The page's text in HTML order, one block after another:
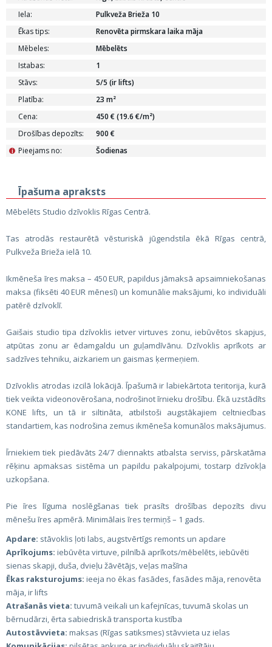
Iela:
Pulkveža Brieža 10
Ēkas tips:
Renovēta pirmskara laika māja
Mēbeles:
Mēbelēts
Istabas:
1
Stāvs:
5/5 (ir lifts)
Platība:
23 m²
Cena:
450 € (19.6 €/m²)
Drošības depozīts:
900 €
Pieejams no:
i Šodienas
Īpašuma apraksts
Mēbelēts Studio dzīvoklis Rīgas Centrā.
Tas atrodās restaurētā vēsturiskā jūgendstila ēkā Rīgas centrā,
Pulkveža Brieža ielā 10.
Ikmēneša īres maksa – 450 EUR, papildus jāmaksā apsaimniekošanas
maksa (fiksēti 40 EUR mēnesī) un komunālie maksājumi, ko individuāli
patērē dzīvoklī.
Gaišais studio tipa dzīvoklis ietver virtuves zonu, iebūvētos skapjus,
atpūtas zonu ar ēdamgaldu un guļamdīvānu. Dzīvoklis aprīkots ar
sadzīves tehniku, aizkariem un gaismas ķermeņiem.
Dzīvoklis atrodas izcilā lokācijā. Īpašumā ir labiekārtota teritorija, kurā
tiek veikta videonovērošana, nodrošinot īrnieku drošību. Ēkā uzstādīts
KONE lifts, un tā ir siltināta, atbilstoši augstākajiem celtniecības
standartiem, kas nodrošina zemus ikmēneša komunālos maksājumus.
Īrniekiem tiek piedāvāts 24/7 diennakts atbalsta serviss, pārskatāma
rēķinu apmaksas sistēma un papildu pakalpojumi, tostarp dzīvokļa
uzkopšana.
Pie īres līguma noslēgšanas tiek prasīts drošības depozīts divu
mēnešu īres apmērā. Minimālais īres termiņš – 1 gads.
Apdare: stāvoklis ļoti labs, augstvērtīgs remonts un apdare
Aprīkojums: iebūvēta virtuve, pilnībā aprīkots/mēbelēts, iebūvēti
sienas skapji, duša, dvieļu žāvētājs, veļas mašīna
Ēkas raksturojums: ieeja no ēkas fasādes, fasādes māja, renovēta
māja, ir lifts
Atrašanās vieta: tuvumā veikali un kafejnīcas, tuvumā skolas un
bērnudārzi, ērta sabiedriskā transporta kustība
Autostāvvieta: maksas (Rīgas satiksmes) stāvvieta uz ielas